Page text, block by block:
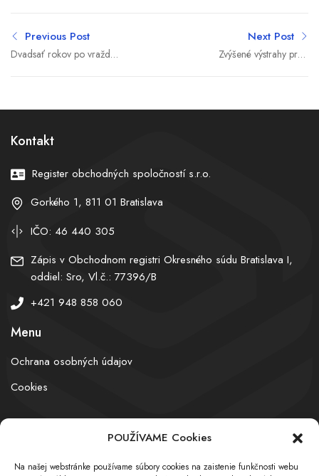
POUŽÍVAME Cookies
Na našej webstránke používame súbory cookies na zaistenie funkčnosti webu
Previous Post
Dvadsať rokov po vražde
Next Post
Zvýšené výstrahy pred
Kontakt
Register obchodných spoločností s.r.o.
Gorkého 1, 811 01 Bratislava
IČO: 46 440 305
Zápis v Obchodnom registri Okresného súdu Bratislava I,
oddiel: Sro, Vl.č.: 77396/B
+421 948 858 060
Menu
Ochrana osobných údajov
Cookies